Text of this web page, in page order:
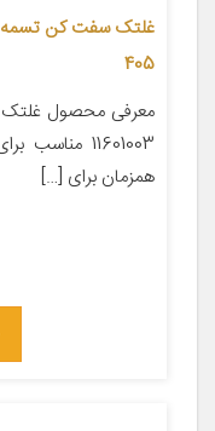
405
همزمان برای […]